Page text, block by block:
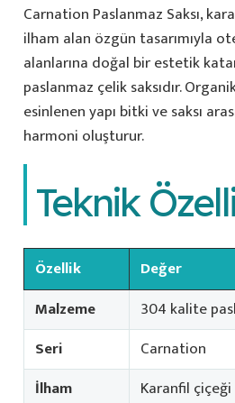
Carnation Paslanmaz Saksı,
ilham alan özgün tasarımıyla
alanlarına doğal bir estetik
paslanmaz çelik saksıdır.
esinlenen yapı bitki ve saksı
harmoni oluşturur.
Teknik
Özellik
Değer
Malzeme
304 kalite
Seri
Carnation
İlham
Karanfil çiçeği